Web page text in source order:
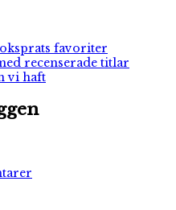
favoriter
recenserade titlar
vi haft